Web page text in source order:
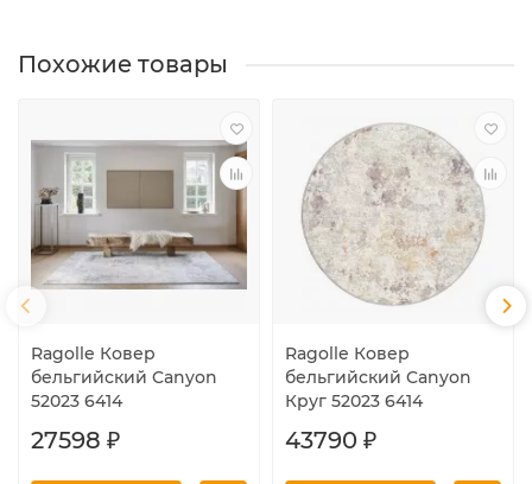
Похожие товары
Ragolle Ковер
бельгийский Canyon
52023 6414
27598 ₽
Ragolle Ковер
бельгийский Canyon
Круг 52023 6414
43790 ₽